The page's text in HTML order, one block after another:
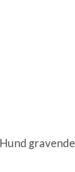
Hund gravende